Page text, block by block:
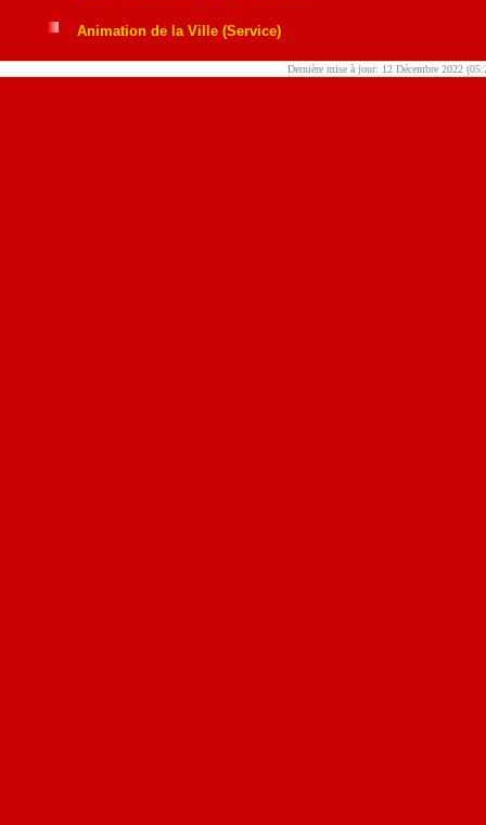
Animation de la Ville (Service)
Dernière mise à jour: 12 Décembre 2022